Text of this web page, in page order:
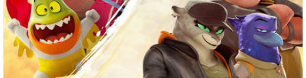
miejscowość:
Lubin
adres:
Armii Krajowej 1
data i godzina:
10.08.2025, g. 13:30
Info